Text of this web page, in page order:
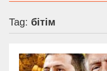
Tag: бітім